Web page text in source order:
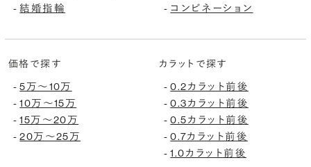
-結婚指輪 - コンビネーション
価格で探す
-5万〜10万
-10万〜15万
-15万〜20万
-20万〜25万
カラットで探す
-0.2カラット前後
-0.3カラット前後
-0.5カラット前後
-0.7カラット前後
-1.0カラット前後